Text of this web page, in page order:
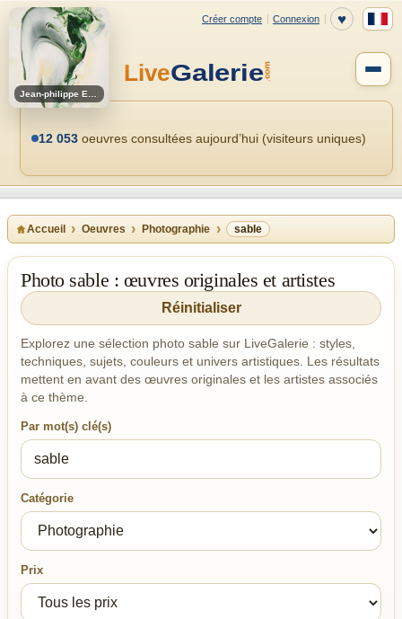
12 053 oeuvres consultées aujourd’hui (visiteurs uniques)
Accueil Oeuvres Photographie sable
Photo sable : œuvres originales et artistes
Réinitialiser
Explorez une sélection photo sable sur LiveGalerie : styles,
techniques, sujets, couleurs et univers artistiques. Les résultats
mettent en avant des œuvres originales et les artistes associés
à ce thème.
Par mot(s) clé(s)
Catégorie
Prix